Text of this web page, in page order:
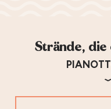
Strände, die